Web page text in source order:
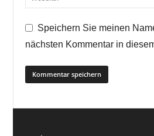
Speichern Sie meinen
nächsten Kommentar in